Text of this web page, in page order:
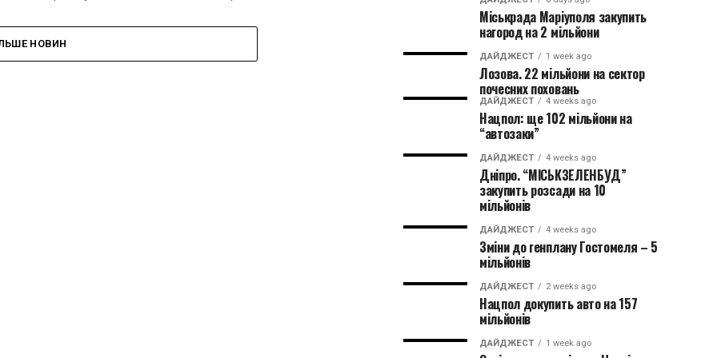
НОВИН
Міськрада Маріуполя закупить
нагород на 2 мільйони
ДАЙДЖЕСТ 1 week ago
Лозова. 22 мільйони на сектор
почесних поховань
ДАЙДЖЕСТ 4 weeks ago
Нацпол: ще 102 мільйони на
“автозаки”
ДАЙДЖЕСТ 4 weeks ago
Дніпро. “МІСЬКЗЕЛЕНБУД”
закупить розсади на 10
мільйонів
ДАЙДЖЕСТ 4 weeks ago
Зміни до генплану Гостомеля – 5
мільйонів
ДАЙДЖЕСТ 2 weeks ago
Нацпол докупить авто на 157
мільйонів
ДАЙДЖЕСТ 1 week ago